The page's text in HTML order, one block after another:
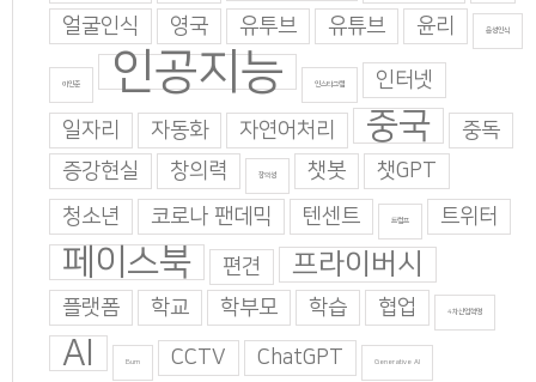
얼굴인식
영국 유투브 유튜브 윤리 음성인식
이인준 인공지능 인스타그램 인터넷
일자리 자동화 자연어처리 중국
중독
증강현실
창의력 창의성 챗봇
챗GPT
청소년
코로나 팬데믹 텐센트 트럼프 트위터
페이스북 편견 프라이버시
플랫폼 학교 학부모 학습 협업 4차산업혁명
AI Burn CCTV ChatGPT Generative AI